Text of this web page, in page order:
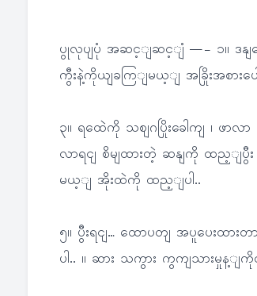
ပွုလုပျပုံ အဆင့ျဆင့ျံ —- ၁။ ဒနျပေ
ကွီးနဲ့ကိုယျခကြျမယ့ျ အခြိုးအစားပေ
၃။ ရထေဲကို သဈဂပြိုးခေါကျ ၊ ဖာလာ
လာရငျ စိမျထားတဲ့ ဆနျကို ထည့ျပွီး
မယ့ျ အိုးထဲကို ထည့ျပါ..
၅။ ပွီးရငျ… ထောပတျ အပူပေးထာ
ပါ.. ။ ဆား သကွား ကွကျသားမှုန့ျ